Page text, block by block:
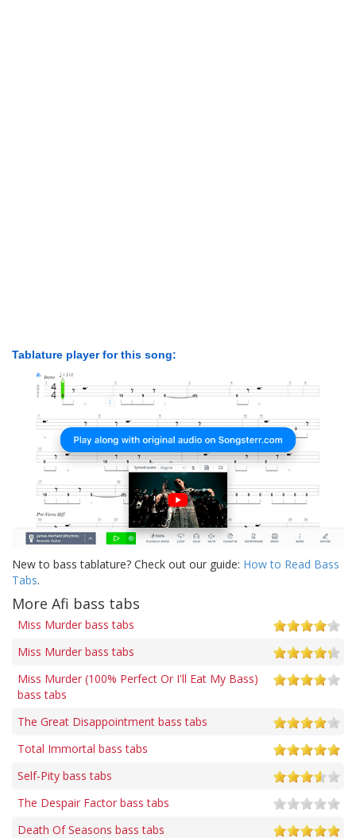
Tablature player for this song:
New to bass tablature? Check out our guide: How to Read Bass
Tabs.
More Afi bass tabs
Miss Murder bass tabs
Miss Murder bass tabs
Miss Murder (100% Perfect Or I'll Eat My Bass)
bass tabs
The Great Disappointment bass tabs
Total Immortal bass tabs
Self-Pity bass tabs
The Despair Factor bass tabs
Death Of Seasons bass tabs